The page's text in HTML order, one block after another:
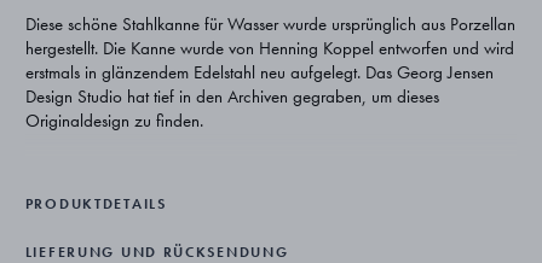
Diese schöne Stahlkanne für Wasser wurde ursprünglich aus Porzellan
hergestellt. Die Kanne wurde von Henning Koppel entworfen und wird
erstmals in glänzendem Edelstahl neu aufgelegt. Das Georg Jensen
Design Studio hat tief in den Archiven gegraben, um dieses
Originaldesign zu finden.
Henning Koppel im Laufe der Jahre in seinem Silberdesign für Georg
Jensen zum Ausdruck brachte.
PRODUKTDETAILS
LIEFERUNG UND RÜCKSENDUNG